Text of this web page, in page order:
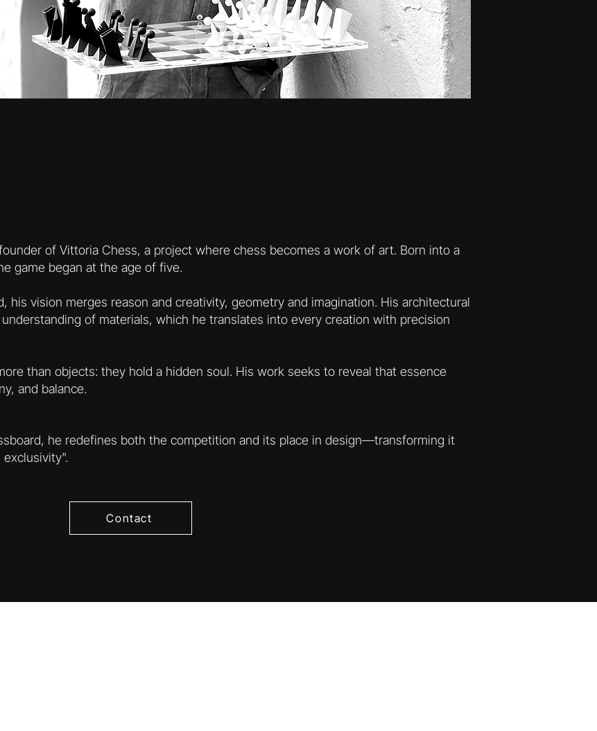
of Vittoria Chess, a project where chess becomes a work of art. Born into a
game began at the age of five.
his vision merges reason and creativity, geometry and imagination. His architectural
of materials, which he translates into every creation with precision
than objects: they hold a hidden soul. His work seeks to reveal that essence
and balance.
he redefines both the competition and its place in design—transforming it
Contact